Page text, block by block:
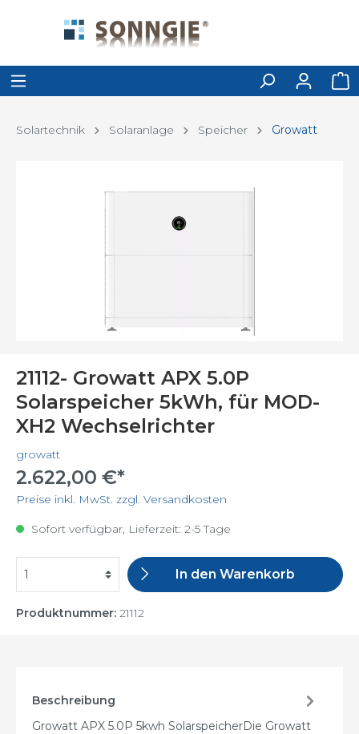
Solartechnik Solaranlage Speicher Growatt
21112- Growatt APX 5.0P
Solarspeicher 5kWh, für MOD-
XH2 Wechselrichter
growatt
2.622,00 €*
Preise inkl. MwSt. zzgl. Versandkosten
Sofort verfügbar, Lieferzeit: 2-5 Tage
In den Warenkorb
Produktnummer: 21112
Beschreibung
Growatt APX 5.0P 5kwh SolarspeicherDie Growatt